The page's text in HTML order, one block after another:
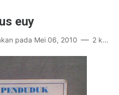
euy
pada Mei 06, 2010 2 komentar